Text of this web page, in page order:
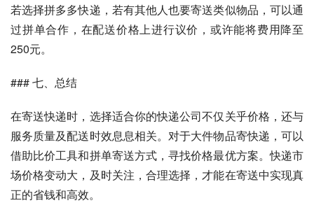
若选择拼多多快递，若有其他人也要寄送类似物品，可以通
过拼单合作，在配送价格上进行议价，或许能将费用降至
250元。
### 七、总结
在寄送快递时，选择适合你的快递公司不仅关乎价格，还与
服务质量及配送时效息息相关。对于大件物品寄快递，可以
借助比价工具和拼单寄送方式，寻找价格最优方案。快递市
场价格变动大，及时关注，合理选择，才能在寄送中实现真
正的省钱和高效。